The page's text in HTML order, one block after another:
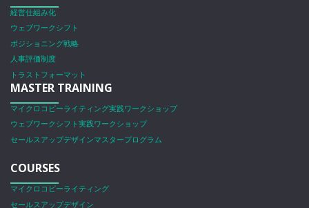
経営仕組み化
ウェブワークシフト
ポジショニング戦略
人事評価制度
トラストフォーマット
MASTER TRAINING
マイクロコピーライティング実践ワークショップ
ウェブワークシフト実践ワークショップ
セールスアップデザインマスタープログラム
COURSES
マイクロコピーライティング
セールスアップデザイン